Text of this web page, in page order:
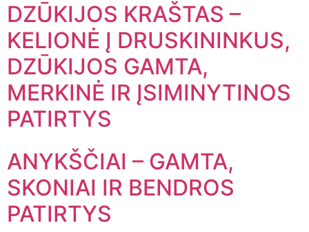
DZŪKIJOS KRAŠTAS –
KELIONĖ Į DRUSKININKUS,
DZŪKIJOS GAMTA,
MERKINĖ IR ĮSIMINYTINOS
PATIRTYS
ANYKŠČIAI – GAMTA,
SKONIAI IR BENDROS
PATIRTYS